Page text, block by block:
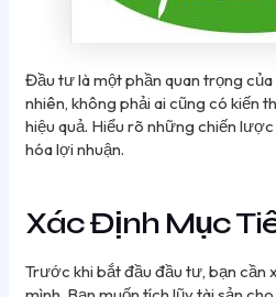
Đầu tư là một phần quan trọng của
nhiên, không phải ai cũng có kiến
hiệu quả. Hiểu rõ những chiến
hóa lợi nhuận.
Xác Định Mục
Trước khi bắt đầu đầu tư, bạn cần